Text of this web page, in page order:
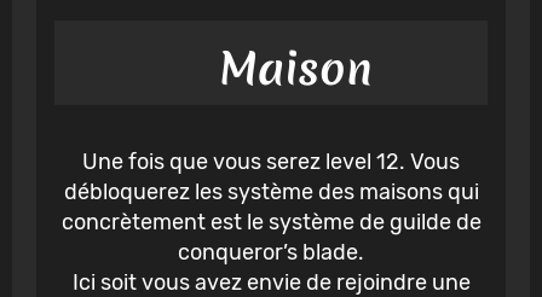
Maison
Une fois que vous serez level 12. Vous
débloquerez les système des maisons qui
concrètement est le système de guilde de
conqueror’s blade.
Ici soit vous avez envie de rejoindre une